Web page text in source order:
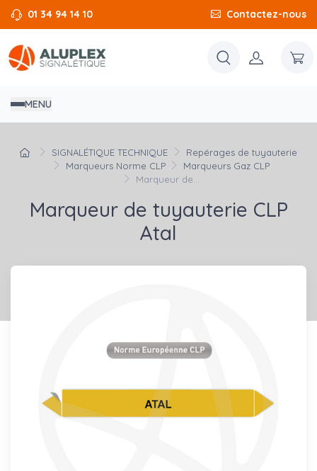
01 34 94 14 10 Contactez-nous
MENU
SIGNALÉTIQUE TECHNIQUE
Repérages de tuyauterie
Marqueurs Norme CLP
Marqueurs Gaz CLP
Marqueur de...
Marqueur de tuyauterie CLP
Atal